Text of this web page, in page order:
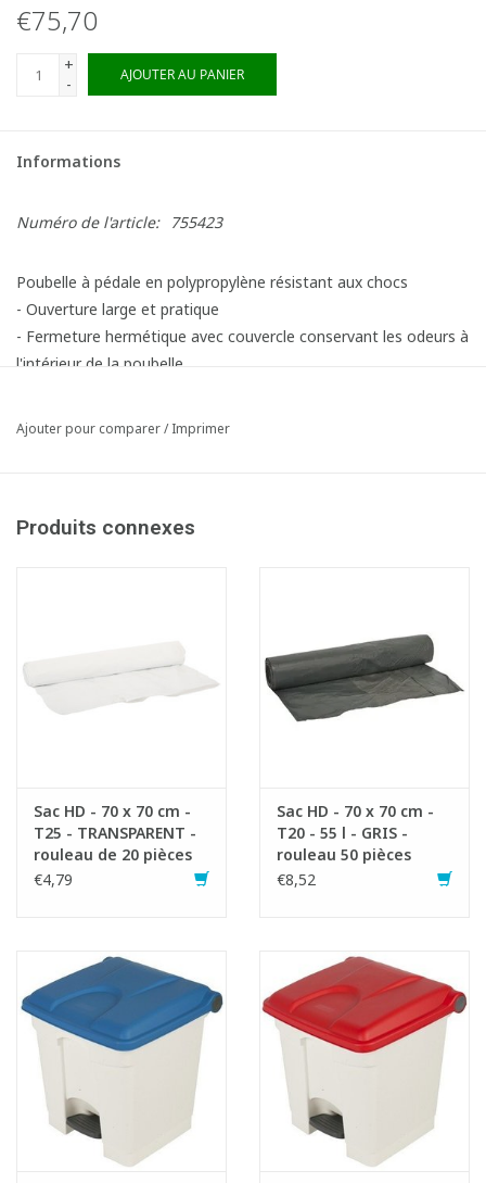
€75,70
+
-
AJOUTER AU PANIER
Informations
Numéro de l'article: 755423
Poubelle à pédale en polypropylène résistant aux chocs
- Ouverture large et pratique
- Fermeture hermétique avec couvercle conservant les odeurs à
l'intérieur de la poubelle
- Facile à nettoyer et à désinfecter: surfaces lisses et angles
Article composé des éléments suivants:
1x755448 Etiquettes déchets séparés
Fiche produit
Ajouter pour comparer/Imprimer
Produits connexes
Sac HD - 70 x 70 cm -
T25 - TRANSPARENT -
rouleau de 20 pièces
€4,79
Sac HD - 70 x 70 cm -
T20 - 55 l - GRIS -
rouleau 50 pièces
€8,52